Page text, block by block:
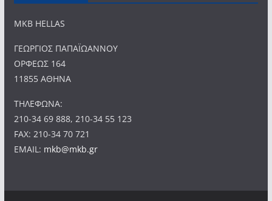
MKB HELLAS
ΓΕΩΡΓΙΟΣ ΠΑΠΑΪΩΑΝΝΟΥ
ΟΡΦΕΩΣ 164
11855 ΑΘΗΝΑ
ΤΗΛΕΦΩΝΑ:
210-34 69 888, 210-34 55 123
FAX: 210-34 70 721
EMAIL: mkb@mkb.gr